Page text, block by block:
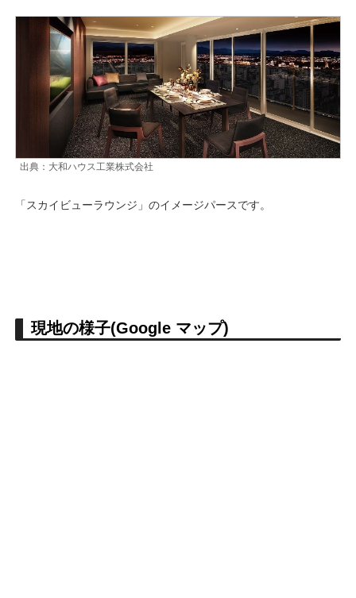
出典：大和ハウス工業株式会社
「スカイビューラウンジ」のイメージパースです。
現地の様子(Google マップ)